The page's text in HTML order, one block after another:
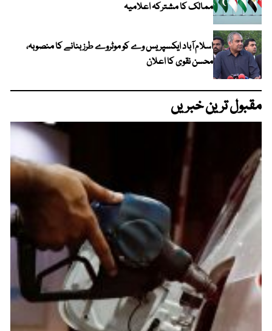
ممالک کا مشترکہ اعلامیہ
اسلام آباد ایکسپریس وے کو موٹروے طرز بنانے کا منصوبہ،
محسن نقوی کا اعلان
مقبول ترین خبریں